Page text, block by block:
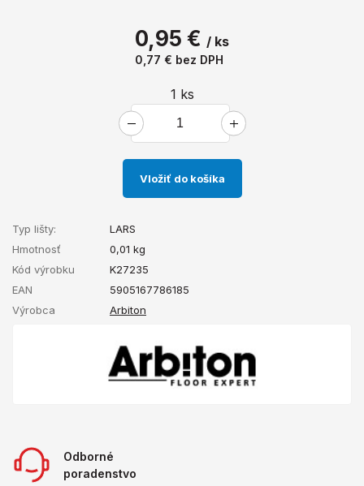
0,95 € / ks
0,77 € bez DPH
1 ks
Vložiť do košíka
Typ lišty:
LARS
Hmotnosť
0,01 kg
Kód výrobku
K27235
EAN
5905167786185
Výrobca
Arbiton
Odborné
poradenstvo